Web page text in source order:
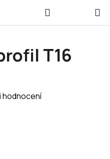
T16
je 0,0 z 5 hvězdiček.